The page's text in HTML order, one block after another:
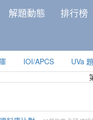
解題動態 排行榜
IOI/APCS
UVa